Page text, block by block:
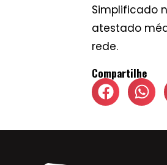
Simplificado
atestado
rede.
Compartilhe